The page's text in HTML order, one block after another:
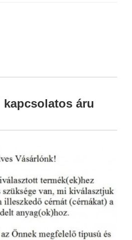
kapcsolatos áru